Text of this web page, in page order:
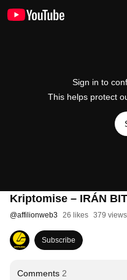
Sign in to
This helps protect
Kriptomise – IRÁN
@affilionweb3 26 likes 379 views
Subscribe
Comments 2